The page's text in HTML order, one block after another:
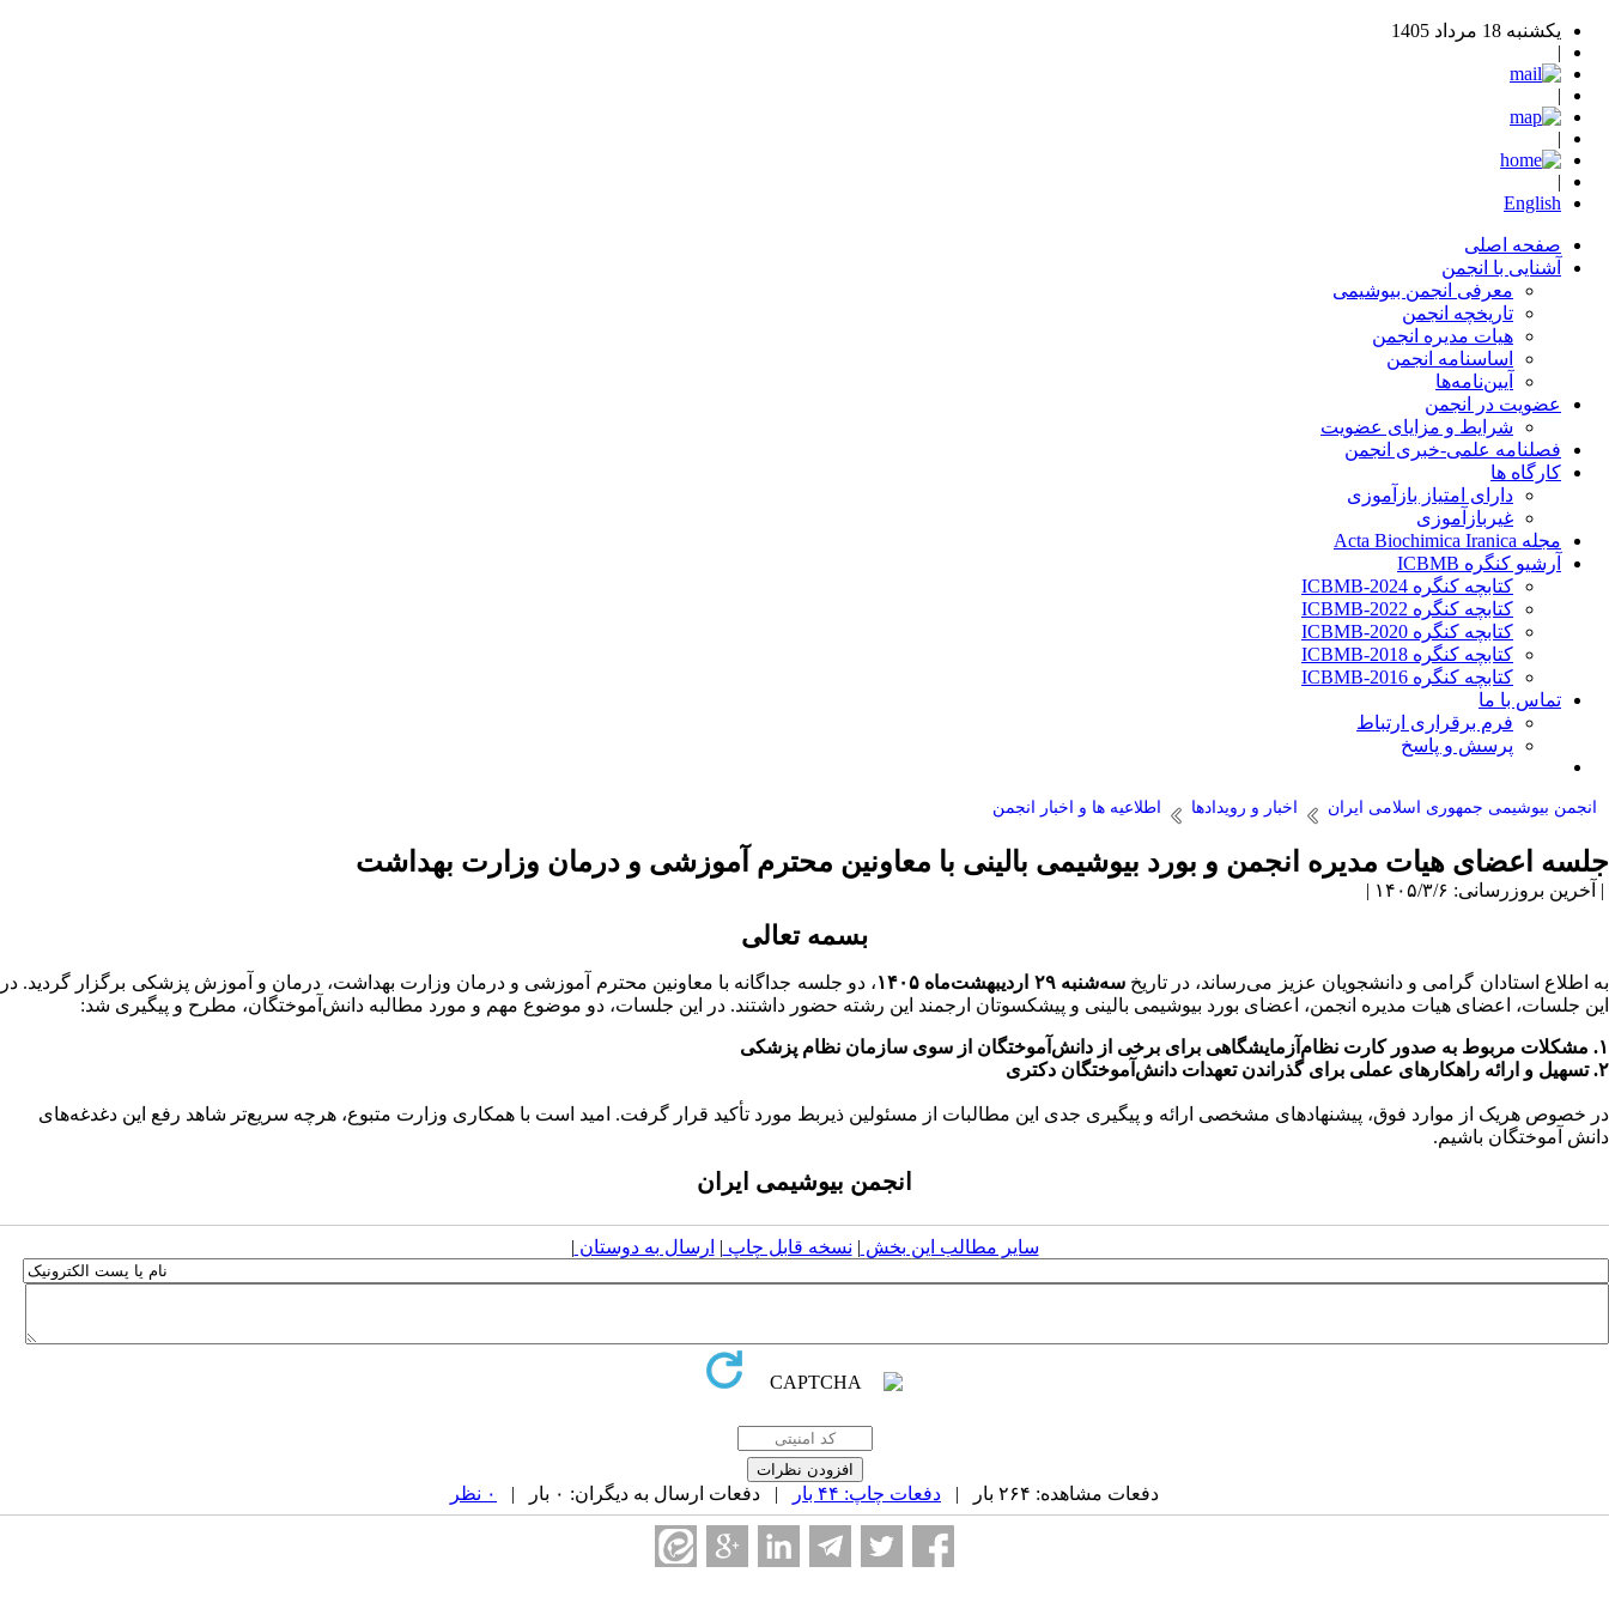
یکشنبه 18 مرداد 1405
|
|
|
|
English
صفحه اصلی
آشنایی با انجمن
معرفی انجمن بیوشیمی
تاریخچه انجمن
هیات مدیره انجمن
اساسنامه‌ انجمن
آیین‌نامه‌ها
عضویت در انجمن
شرایط و مزایای عضویت
فصلنامه علمی-خبری انجمن
کارگاه ها
دارای امتیاز بازآموزی
غیربازآموزی
مجله Acta Biochimica Iranica
آرشیو کنگره ICBMB
کتابچه کنگره ICBMB-2024
کتابچه کنگره ICBMB-2022
کتابچه کنگره ICBMB-2020
کتابچه کنگره ICBMB-2018
کتابچه کنگره ICBMB-2016
تماس با ما
فرم برقراری ارتباط
پرسش و پاسخ
انجمن بیوشیمی جمهوری اسلامی ایران اخبار و رویدادها اطلاعیه ها و اخبار انجمن
جلسه اعضای هیات مدیره انجمن و بورد بیوشیمی بالینی با معاونین محترم آموزشی و درمان وزارت بهداشت
| آخرین بروزرسانی: ۱۴۰۵/۳/۶ |
بسمه تعالی
به اطلاع استادان گرامی و دانشجویان عزیز می‌رساند، در تاریخسه‌شنبه ۲۹ اردیبهشت‌ماه ۱۴۰۵
، دو جلسه جداگانه با معاونین محترم آموزشی و درمان وزارت بهداشت، درمان و آموزش پزشکی برگزار گردید. در
این جلسات، اعضای هیات مدیره انجمن، اعضای بورد بیوشیمی بالینی و پیشکسوتان ارجمند این رشته حضور داشتند. در این جلسات، دو موضوع مهم و مورد مطالبه دانش‌آموختگان، مطرح و پیگیری شد:
۱. مشکلات مربوط به صدور کارت نظام‌آزمایشگاهی برای برخی از دانش‌آموختگان از سوی سازمان نظام پزشکی
۲. تسهیل و ارائه راهکارهای عملی برای گذراندن تعهدات دانش‌آموختگان دکتری
در خصوص هریک از موارد فوق، پیشنهادهای مشخصی ارائه و پیگیری جدی این مطالبات از مسئولین ذیربط مورد تأکید قرار گرفت. امید است با همکاری وزارت متبوع، هرچه سریع‌تر شاهد رفع این دغدغه‌های
دانش آموختگان باشیم.
انجمن بیوشیمی ایران
سایر مطالب این بخش | نسخه قابل چاپ | ارسال به دوستان |
دفعات مشاهده: ۲۶۴ بار | دفعات چاپ: ۴۴ بار | دفعات ارسال به دیگران: ۰ بار | ۰ نظر